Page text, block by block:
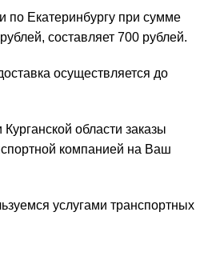
по Екатеринбургу при сумме
составляет 700 рублей.
осуществляется до
области заказы
компанией на Ваш
услугами транспортных